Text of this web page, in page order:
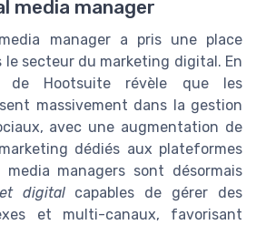
media manager
manager a pris une place
le secteur du marketing digital. En
de Hootsuite révèle que les
massivement dans la gestion
avec une augmentation de
dédiés aux plateformes
media managers sont désormais
digitalcapables de gérer des
et multi-canaux, favorisant